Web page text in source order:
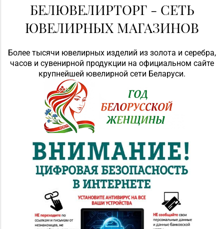
БЕЛЮВЕЛИРТОРГ - СЕТЬ
ЮВЕЛИРНЫХ МАГАЗИНОВ
Более тысячи ювелирных изделий из золота и серебра,
часов и сувенирной продукции на официальном сайте
крупнейшей ювелирной сети Беларуси.